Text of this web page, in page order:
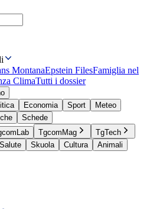
MontanaEpstein FilesFamiglia nel
ClimaTutti i dossier
Economia Sport
Meteo
Schede
TgcomMag
TgTech
Salute Skuola Cultura
Animali